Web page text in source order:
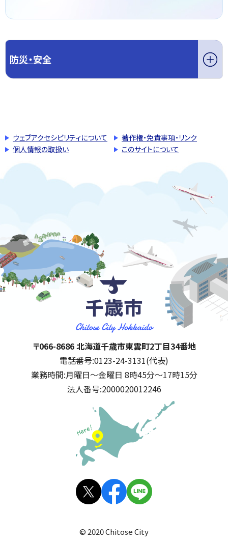
防災・安全
ウェブアクセシビリティについて
著作権・免責事項・リンク
個人情報の取扱い
このサイトについて
千歳市
住所:
〒066-8686 北海道千歳市東雲町2丁目34番地
電話番号:0123-24-3131(代表)
業務時間:月曜日～金曜日 8時45分～17時15分
法人番号:2000020012246
公式SNS
© 2020 Chitose City